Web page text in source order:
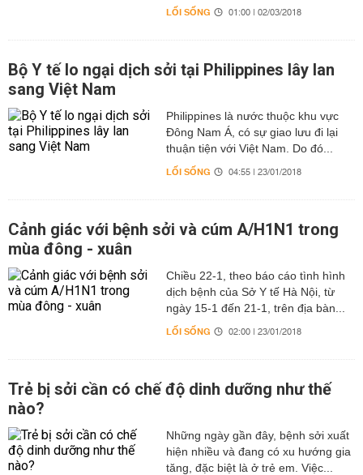
LỐI SỐNG 01:00 | 02/03/2018
Bộ Y tế lo ngại dịch sởi tại Philippines lây lan
sang Việt Nam
Philippines là nước thuộc khu vực
Đông Nam Á, có sự giao lưu đi lại
thuận tiện với Việt Nam. Do đó...
LỐI SỐNG 04:55 | 23/01/2018
Cảnh giác với bệnh sởi và cúm A/H1N1 trong
mùa đông - xuân
Chiều 22-1, theo báo cáo tình hình
dịch bệnh của Sở Y tế Hà Nội, từ
ngày 15-1 đến 21-1, trên địa bàn...
LỐI SỐNG 02:00 | 23/01/2018
Trẻ bị sởi cần có chế độ dinh dưỡng như thế
nào?
Những ngày gần đây, bệnh sởi xuất
hiện nhiều và đang có xu hướng gia
tăng, đặc biệt là ở trẻ em. Việc...